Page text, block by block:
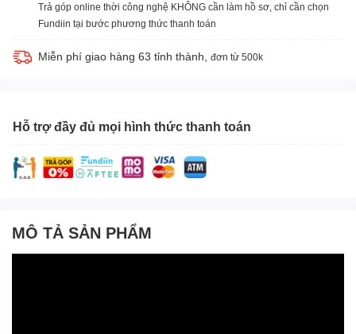
Trả góp online thời công nghệ KHÔNG cần làm hồ sơ, chỉ cần chọn
Fundiin tại bước phương thức thanh toán
Miễn phí giao hàng 63 tỉnh thành, đơn từ 500k
Hỗ trợ đầy đủ mọi hình thức thanh toán
MÔ TẢ SẢN PHẨM